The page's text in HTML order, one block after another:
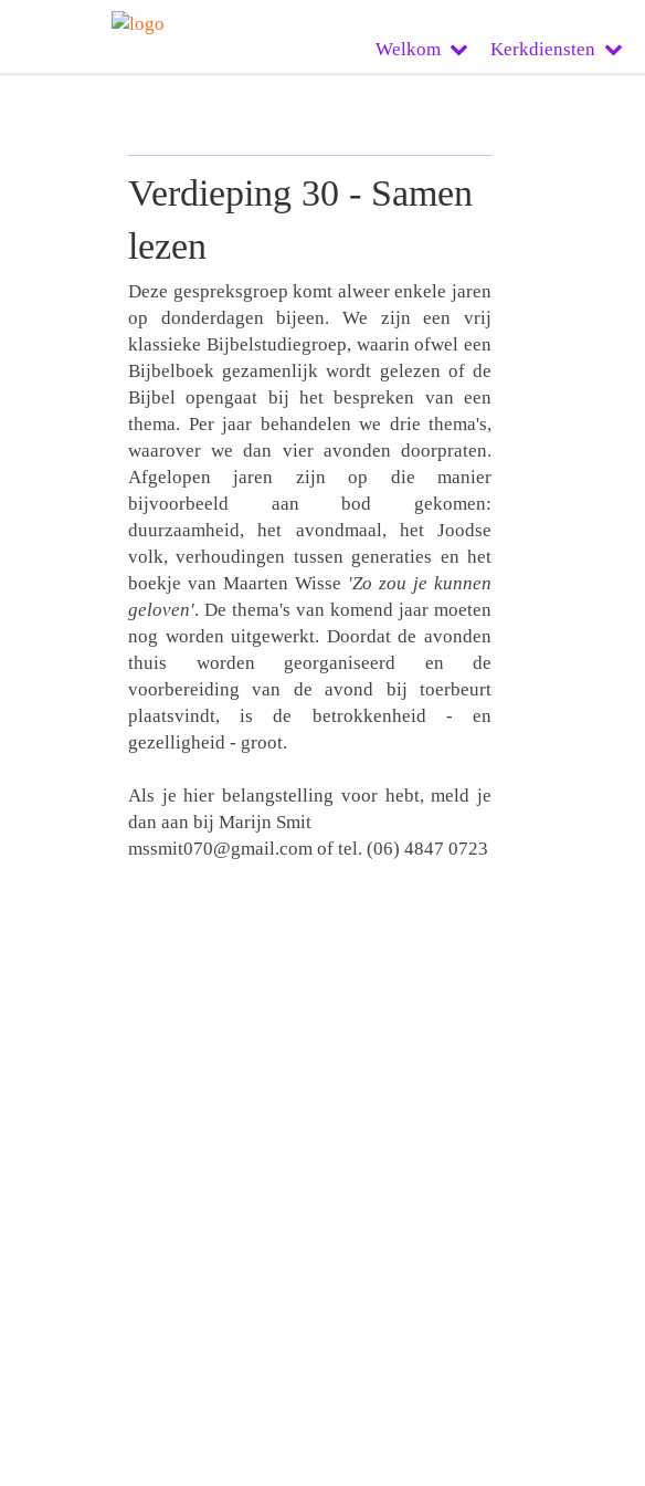
Welkom Kerkdiensten
Verdieping 30 - Samen
lezen
Deze gespreksgroep komt alweer enkele jaren
op donderdagen bijeen. We zijn een vrij
klassieke Bijbelstudiegroep, waarin ofwel een
Bijbelboek gezamenlijk wordt gelezen of de
Bijbel opengaat bij het bespreken van een
thema. Per jaar behandelen we drie thema's,
waarover we dan vier avonden doorpraten.
Afgelopen jaren zijn op die manier
bijvoorbeeld aan bod gekomen:
duurzaamheid, het avondmaal, het Joodse
volk, verhoudingen tussen generaties en het
boekje van Maarten Wisse 'Zo zou je kunnen
geloven'. De thema's van komend jaar moeten
nog worden uitgewerkt. Doordat de avonden
thuis worden georganiseerd en de
voorbereiding van de avond bij toerbeurt
plaatsvindt, is de betrokkenheid - en
gezelligheid - groot.
Als je hier belangstelling voor hebt, meld je
dan aan bij Marijn Smit
mssmit070@gmail.com of tel. (06) 4847 0723